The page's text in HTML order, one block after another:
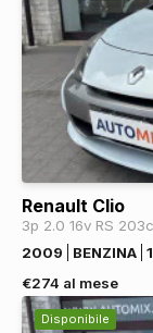
Renault Clio
3p 2.0 16v RS
2009
BENZINA
€274 al mese
Disponibile